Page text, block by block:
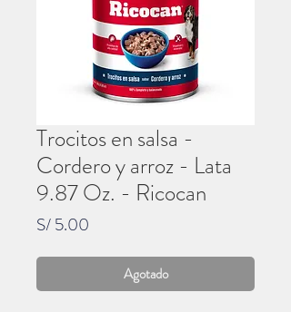
Trocitos en salsa -
Cordero y arroz - Lata
9.87 Oz. - Ricocan
S/ 5.00
Agotado